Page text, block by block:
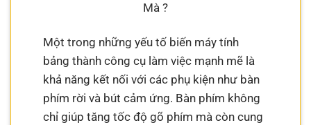
Mà ?
Một trong những yếu tố biến máy tính
bảng thành công cụ làm việc mạnh mẽ là
khả năng kết nối với các phụ kiện như bàn
phím rời và bút cảm ứng. Bàn phím không
chỉ giúp tăng tốc độ gõ phím mà còn cung